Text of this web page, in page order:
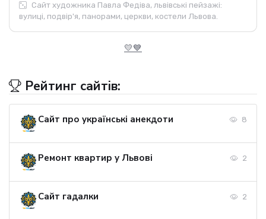
Сайт художника Павла Федіва, львівські пейзажі:
вулиці, подвір'я, панорами, церкви, костели Львова.
💛💙
Рейтинг сайтів:
Сайт про українські анекдоти 8
Ремонт квартир у Львові 2
Сайт гадалки 2